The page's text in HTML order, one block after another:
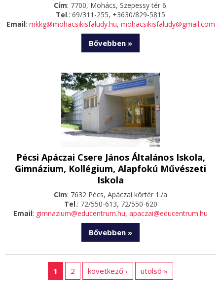
Cím: 7700, Mohács, Szepessy tér 6.
Tel.: 69/311-255, +3630/829-5815
Email: mkkg@mohacsikisfaludy.hu, mohacsikisfaludy@gmail.com
Bővebben »
Pécsi Apáczai Csere János Általános Iskola,
Gimnázium, Kollégium, Alapfokú Művészeti
Iskola
Cím: 7632 Pécs, Apáczai körtér 1./a
Tel.: 72/550-613, 72/550-620
Email: gimnazium@educentrum.hu, apaczai@educentrum.hu
Bővebben »
1 2 következő › utolsó »